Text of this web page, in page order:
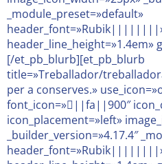
_module_preset=»default»
header_font=»Rubik||||||||»
header_line_height=»1.4em»
[/et_pb_blurb][et_pb_blurb
title=»Treballador/
per a conserves.»
font_icon=»||fa||900″
icon_placement=»left»
_builder_version=»4.17.4″
header_font=»Rubik||||||||»